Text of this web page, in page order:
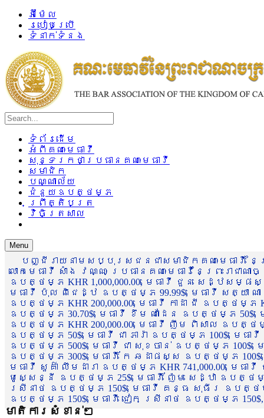
អ៊ីម៉ែល
របៀបប្រើ
ទំនាក់ទំនង
ទំព័រដើម
អំពីគណៈមេធាវី
សុន្ទរកថាប្រធានគណៈមេធាវី
សមាជិក
បណ្ណាល័យ
ជំនួយឧបត្ថម្ភ
ព្រឹត្តិបត្រ
វិចិត្រសាល
Menu
បញ្ជីរាយនាមសប្បុរសជនជាសមាជិកគណៈមេធាវី
លោកមេធាវី សាំង វណ្ណៈ ប្រធានគណៈមេធាវីនៃព្រះរា
ឧបត្ថម្ភ KHR 1,000,000.00, មេធាវី ជួន សេដ្ឋស
មេធាវី ប៉ុល ពិជេដ្ឋ ឧបត្ថម្ភ 99.99$, មេធាវី សត្យា ណ
ឧបត្ថម្ភ KHR 200,000.00, មេធាវី កាដា ជី ឧបត្ថម្ភ
ឧបត្ថម្ភ 30.70$, មេធាវី ខឹម ណាដែន ឧបត្ថម្ភ 50$,
ឧបត្ថម្ភ KHR 200,000.00, មេធាវី ញឹម ពិសាល ឧបត្ថ
ឧបត្ថម្ភ 50$, មេធាវី ជា ភារ៉ា ឧបត្ថម្ភ 100$, មេ
ឧបត្ថម្ភ 500$, មេធាវី ជា សុខចាន់ ឧបត្ថម្ភ
ឧបត្ថម្ភ 300$, មេធាវី កែ ឆដាផស្ស ឧបត្ថម្ភ
មេធាវី សួគ៌ា លឹមដារា ឧបត្ថម្ភ KHR 741,000.00, មេ
មូសេ្សន្នី ឧបត្ថម្ភ 25$, មេធាវី ញ៉ែម សេដ្ឋា ឧបត្ថ
ស្រីនាថ ឧបត្ថម្ភ 150$, មេធាវី គន្ធ សុធីរ ឧបត្ថម្ភ
ឧបត្ថម្ភ 150$, មេធាវី ជៀក ស្រីនាថ ឧបត្ថម្ភ 150$,
មាតិការសំខាន់ៗ